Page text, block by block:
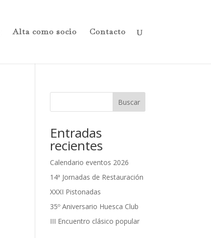
Alta como socio Contacto
Buscar
Entradas
recientes
Calendario eventos 2026
14ª Jornadas de Restauración
XXXI Pistonadas
35º Aniversario Huesca Club
III Encuentro clásico popular